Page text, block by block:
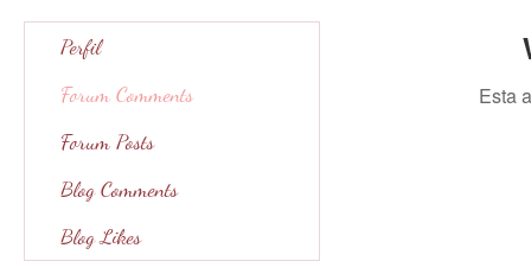
Esta
Perfil
Forum Comments
Forum Posts
Blog Comments
Blog Likes